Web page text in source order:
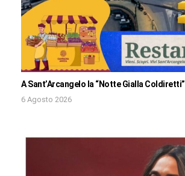
A Sant’Arcangelo la “Notte Gialla Coldiretti”
6 Agosto 2026